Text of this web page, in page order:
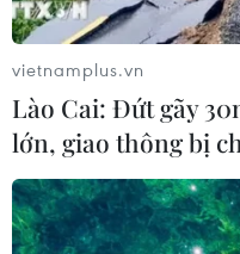
18/06/2026 05:10
Adidas gặp sự cố hy
của dàn sao tuyển Đức
17/06/2026 12:51
vietnamplus.vn
Lào Cai: Đứt gãy
lớn, giao thông bị